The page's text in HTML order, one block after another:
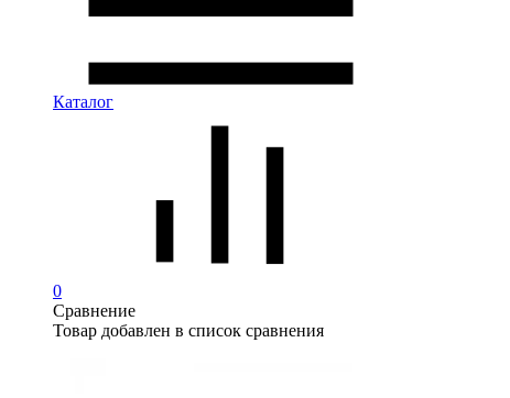
Каталог
0
Сравнение
Товар добавлен в список сравнения